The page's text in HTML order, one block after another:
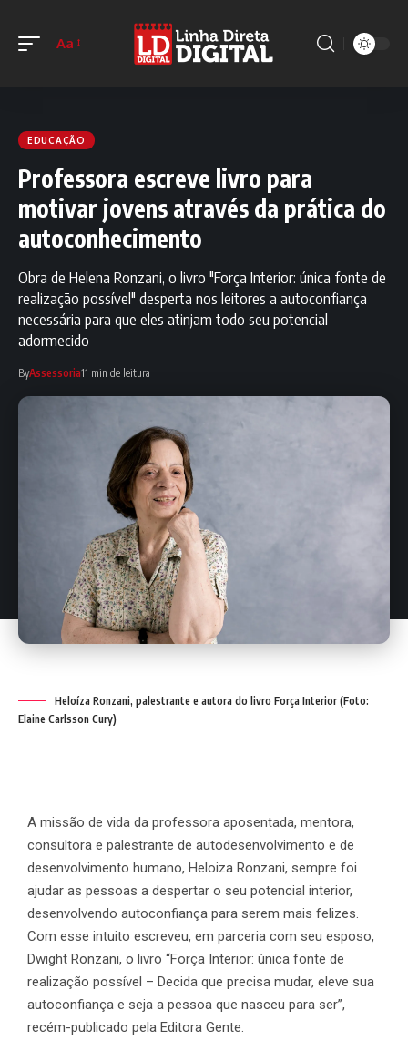
Aa
EDUCAÇÃO
Professora escreve livro para
motivar jovens através da prática do
autoconhecimento
Obra de Helena Ronzani, o livro "Força Interior: única fonte de
realização possível" desperta nos leitores a autoconfiança
necessária para que eles atinjam todo seu potencial
adormecido
ByAssessoria11 min de leitura
Heloíza Ronzani, palestrante e autora do livro Força Interior (Foto:
Elaine Carlsson Cury)
A missão de vida da professora aposentada, mentora,
consultora e palestrante de autodesenvolvimento e de
desenvolvimento humano, Heloiza Ronzani, sempre foi
ajudar as pessoas a despertar o seu potencial interior,
desenvolvendo autoconfiança para serem mais felizes.
Com esse intuito escreveu, em parceria com seu esposo,
Dwight Ronzani, o livro “Força Interior: única fonte de
realização possível – Decida que precisa mudar, eleve sua
autoconfiança e seja a pessoa que nasceu para ser”,
recém-publicado pela Editora Gente.